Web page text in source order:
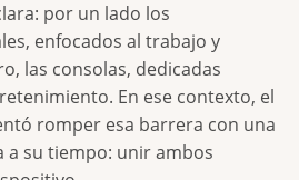
por un lado los
enfocados al trabajo y
las consolas, dedicadas
En ese contexto, el
romper esa barrera con una
a su tiempo: unir ambos